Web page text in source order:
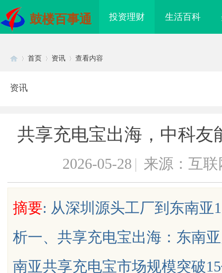
鼓楼百事通 投资理财 生活百科
首页 资讯 查看内容
资讯
共享充电宝出海，中科友
2026-05-28 | 来源：互联
摘要: 从深圳源头工厂到东南亚
析一、共享充电宝出海：东南
南亚共享充电宝市场规模突破
花钱，ai却天天给他免费派单？